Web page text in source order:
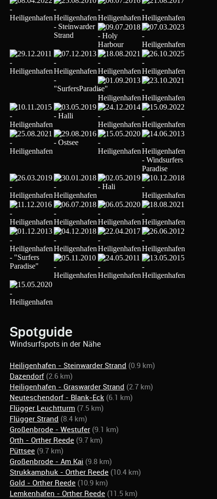
Spotguide
Windsurfspots in der Nähe
Heiligenhafen - Steinwarder Strand (0.9 km)
Dazendorf (2.6 km)
Heiligenhafen - Graswarder Strand (2.7 km)
Neuteschendorf - Blank-Eck (6.1 km)
Flügger Leuchtturm (7.5 km)
Flügger Strand (8.4 km)
Großenbrode - Westufer (9.1 km)
Orth - Orther Reede (9.7 km)
Püttsee (9.7 km)
Großenbrode - Am Kai (9.8 km)
Strukkamphuk - Orther Reede (10.4 km)
Gold - Orther Reede (10.9 km)
Lemkenhafen - Orther Reede (11.5 km)